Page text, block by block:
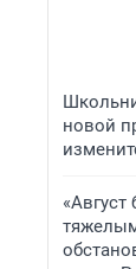
новой